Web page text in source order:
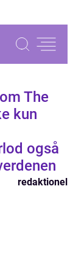
The
kun
også
redaktionel